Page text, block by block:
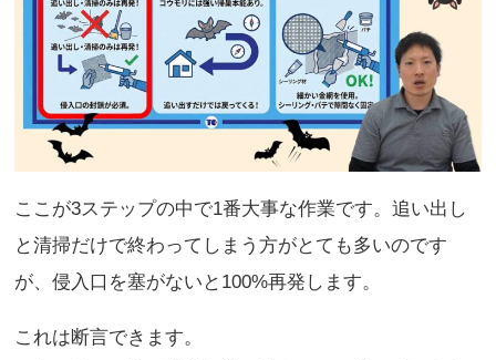
ここが3ステップの中で1番大事な作業です。追い出し
と清掃だけで終わってしまう方がとても多いのです
が、侵入口を塞がないと100%再発します。
これは断言できます。